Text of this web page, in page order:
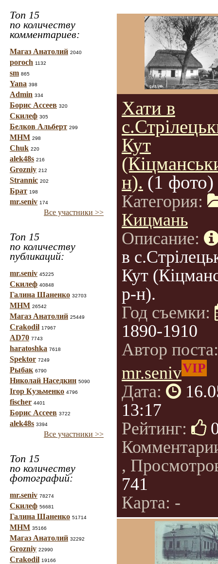
Топ 15
по количеству
комментариев:
Магаз Анатолий 2040
poroch 1132
sm 865
Yana 398
Admin 334
Борис Ассеев 320
Скилеф 305
Белков Альберт 299
МНМ 298
Chuk 220
alek48s 216
Grozniy 212
Strannic 202
Брат 198
mr.seniv 174
Все участники >>
Топ 15
по количеству
публикаций:
mr.seniv 45225
Скилеф 40848
Галина Шаненко 32703
МНМ 26542
Магаз Анатолий 25449
Crakodil 17967
AD70 7743
haratoshka 7618
Spektor 7249
Рыбак 6790
Николай Наседкин 5090
Ігор Кузьменко 4796
fischer 4401
Борис Ассеев 3722
alek48s 3394
Все участники >>
Топ 15
по количеству
фотографий:
mr.seniv 78274
Скилеф 56681
Галина Шаненко 51714
МНМ 35166
Магаз Анатолий 32292
Grozniy 22990
Crakodil 19166
Хати в
Кут
н). (1 фото)
Категория:
Кицмань
Описание:
в
Кут
р-н).
Год съемки:
1890-1910
Автор
mr.senivVIP
Дата:
13:17
Рейтинг:
,
741
Карта: -